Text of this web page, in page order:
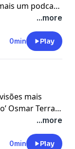
um podcast
conhecer o
que
por aqui, […]
...more
0min Play
mais
Osmar Terra,
tolos.
(AppleTV+) /
(Netflix) / 100
...more
0min Play